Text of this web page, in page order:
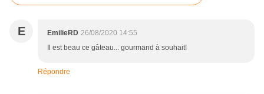
E EmilieRD 26/08/2020 14:55
Il est beau ce gâteau... gourmand à souhait!
Répondre